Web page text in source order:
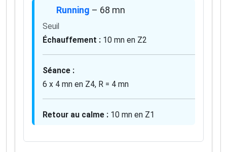
Aucun spam, vous pouvez vous désinscrire à tout
Running – 68 mn
Seuil
Échauffement : 10 mn en Z2
Séance :
6 x 4 mn en Z4, R = 4 mn
Retour au calme : 10 mn en Z1